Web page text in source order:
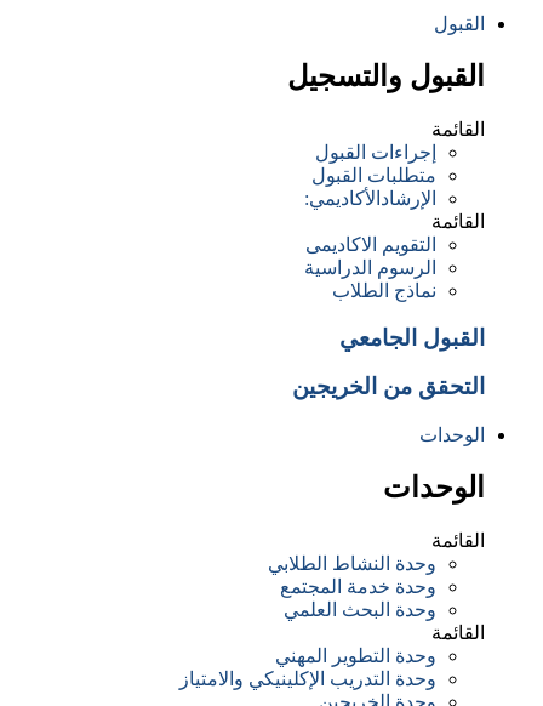
القبول
القبول والتسجيل
القائمة
إجراءات القبول
متطلبات القبول
الإرشادالأكاديمي:
القائمة
التقويم الاكاديمى
الرسوم الدراسية
نماذج الطلاب
القبول الجامعي
التحقق من الخريجين
الوحدات
الوحدات
القائمة
وحدة النشاط الطلابي
وحدة خدمة المجتمع
وحدة البحث العلمي
القائمة
وحدة التطوير المهني
وحدة التدريب الإكلينيكي والامتياز
وﺣﺪة اﻟﺨﺮﻳﺠﻴﻦ